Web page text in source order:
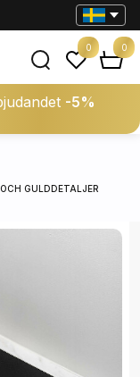
-5%
0 0
GULDDETALJER